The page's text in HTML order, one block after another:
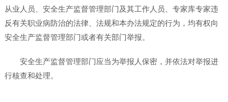
从业人员、安全生产监督管理部门及其工作人员、专家库专家违
反有关职业病防治的法律、法规和本办法规定的行为，均有权向
安全生产监督管理部门或者有关部门举报。
安全生产监督管理部门应当为举报人保密，并依法对举报进
行核查和处理。